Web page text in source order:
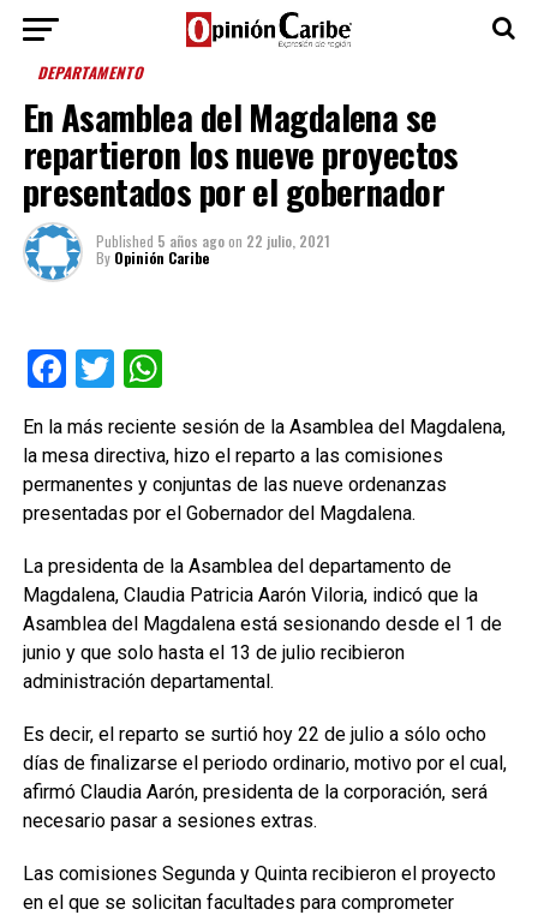
DEPARTAMENTO
En Asamblea del Magdalena se
repartieron los nueve proyectos
presentados por el gobernador
Published 5 años agoon 22 julio, 2021
By Opinión Caribe
Facebook
TwitterWhatsApp
En la más reciente sesión de la Asamblea del Magdalena,
la mesa directiva, hizo el reparto a las comisiones
permanentes y conjuntas de las nueve ordenanzas
presentadas por el Gobernador del Magdalena.
La presidenta de la Asamblea del departamento de
Magdalena, Claudia Patricia Aarón Viloria, indicó que la
Asamblea del Magdalena está sesionando desde el 1 de
junio y que solo hasta el 13 de julio recibieron
administración departamental.
Es decir, el reparto se surtió hoy 22 de julio a sólo ocho
días de finalizarse el periodo ordinario, motivo por el cual,
afirmó Claudia Aarón, presidenta de la corporación, será
necesario pasar a sesiones extras.
Las comisiones Segunda y Quinta recibieron el proyecto
en el que se solicitan facultades para comprometer